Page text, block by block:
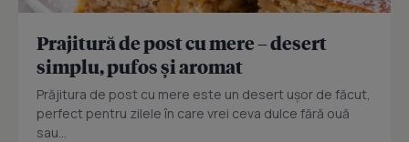
Prajitură de post cu mere – desert
simplu, pufos și aromat
Prăjitura de post cu mere este un desert ușor de făcut,
perfect pentru zilele în care vrei ceva dulce fără ouă
sau...